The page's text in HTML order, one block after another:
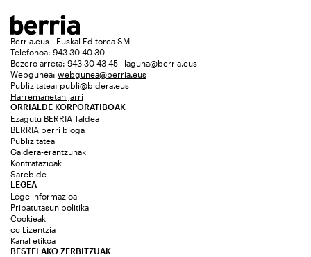
Berria.eus - Euskal Editorea SM
Telefonoa: 943 30 40 30
Bezero arreta: 943 30 43 45 | laguna@berria.eus
Webgunea: webgunea@berria.eus
Publizitatea: publi@bidera.eus
Harremanetan jarri
ORRIALDE KORPORATIBOAK
Ezagutu BERRIA Taldea
BERRIA berri bloga
Publizitatea
Galdera-erantzunak
Kontratazioak
Sarebide
LEGEA
Lege informazioa
Pribatutasun politika
Cookieak
cc Lizentzia
Kanal etikoa
BESTELAKO ZERBITZUAK